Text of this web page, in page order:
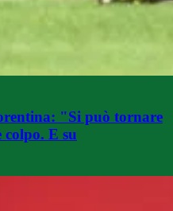
"Si può tornare
E su